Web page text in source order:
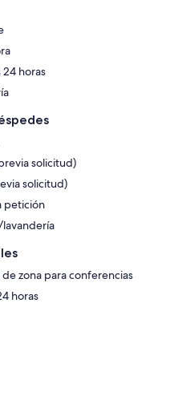
24 horas
solicitud)
solicitud)
petición
zona para conferencias
horas